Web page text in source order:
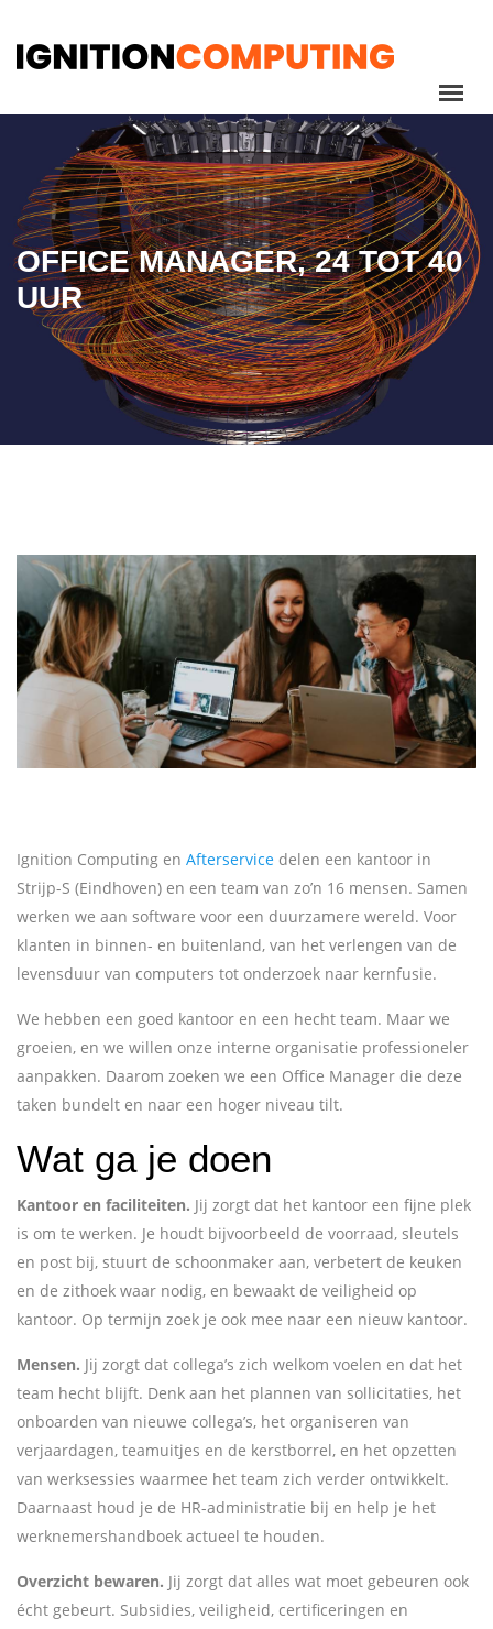
OFFICE MANAGER, 24 TOT 40
UUR
Ignition Computing en Afterservice delen een kantoor in
Strijp-S (Eindhoven) en een team van zo’n 16 mensen. Samen
werken we aan software voor een duurzamere wereld. Voor
klanten in binnen- en buitenland, van het verlengen van de
levensduur van computers tot onderzoek naar kernfusie.
We hebben een goed kantoor en een hecht team. Maar we
groeien, en we willen onze interne organisatie professioneler
aanpakken. Daarom zoeken we een Office Manager die deze
taken bundelt en naar een hoger niveau tilt.
Wat ga je doen
Kantoor en faciliteiten. Jij zorgt dat het kantoor een fijne plek
is om te werken. Je houdt bijvoorbeeld de voorraad, sleutels
en post bij, stuurt de schoonmaker aan, verbetert de keuken
en de zithoek waar nodig, en bewaakt de veiligheid op
kantoor. Op termijn zoek je ook mee naar een nieuw kantoor.
Mensen. Jij zorgt dat collega’s zich welkom voelen en dat het
team hecht blijft. Denk aan het plannen van sollicitaties, het
onboarden van nieuwe collega’s, het organiseren van
verjaardagen, teamuitjes en de kerstborrel, en het opzetten
van werksessies waarmee het team zich verder ontwikkelt.
Daarnaast houd je de HR-administratie bij en help je het
werknemershandboek actueel te houden.
Overzicht bewaren. Jij zorgt dat alles wat moet gebeuren ook
écht gebeurt. Subsidies, veiligheid, certificeringen en